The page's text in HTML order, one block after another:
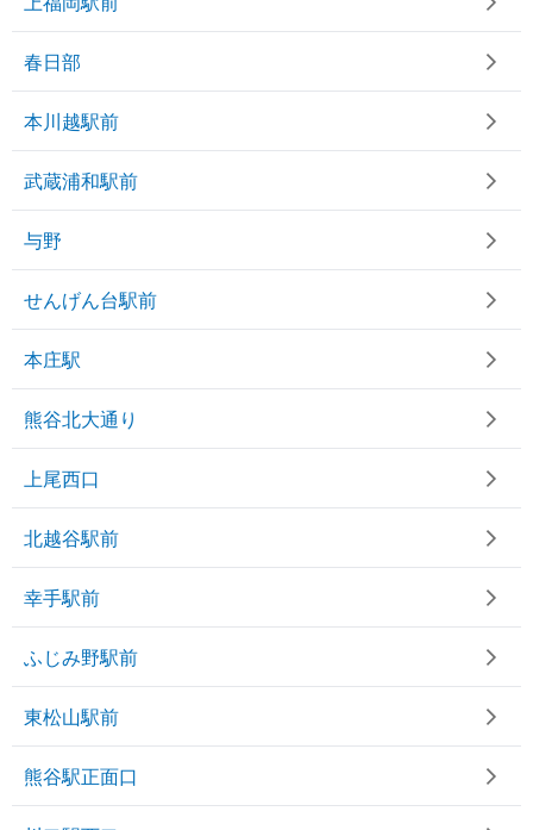
春日部
本川越駅前
武蔵浦和駅前
与野
せんげん台駅前
本庄駅
熊谷北大通り
上尾西口
北越谷駅前
幸手駅前
ふじみ野駅前
東松山駅前
熊谷駅正面口